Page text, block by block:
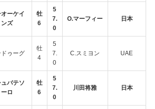
ーケイ
ンズ
牡
6
5
7.
0
O.マーフィー 日本
ゥーグ
牡
4
5
7.
0
C.スミヨン UAE
バテソ
ーロ
牡
6
5
7.
0
川田将雅 日本